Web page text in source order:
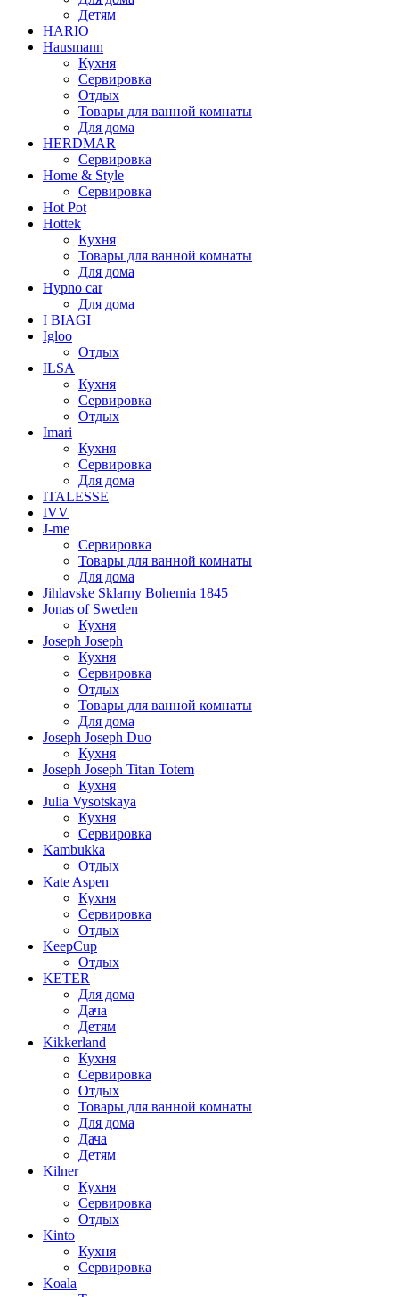
Детям
HARIO
Hausmann
Кухня
Сервировка
Отдых
Товары для ванной комнаты
Для дома
HERDMAR
Сервировка
Home & Style
Сервировка
Hot Pot
Hottek
Кухня
Товары для ванной комнаты
Для дома
Hypno car
Для дома
I BIAGI
Igloo
Отдых
ILSA
Кухня
Сервировка
Отдых
Imari
Кухня
Сервировка
Для дома
ITALESSE
IVV
J-me
Сервировка
Товары для ванной комнаты
Для дома
Jihlavske Sklarny Bohemia 1845
Jonas of Sweden
Кухня
Joseph Joseph
Кухня
Сервировка
Отдых
Товары для ванной комнаты
Для дома
Joseph Joseph Duo
Кухня
Joseph Joseph Titan Totem
Кухня
Julia Vysotskaya
Кухня
Сервировка
Kambukka
Отдых
Kate Aspen
Кухня
Сервировка
Отдых
KeepCup
Отдых
KETER
Для дома
Дача
Детям
Kikkerland
Кухня
Сервировка
Отдых
Товары для ванной комнаты
Для дома
Дача
Детям
Kilner
Кухня
Сервировка
Отдых
Kinto
Кухня
Сервировка
Koala